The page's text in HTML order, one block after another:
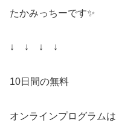
たかみっちーです✨
↓ ↓ ↓ ↓
10日間の無料
オンラインプログラムは